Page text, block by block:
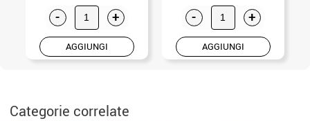
- +
AGGIUNGI
- +
AGGIUNGI
Categorie correlate